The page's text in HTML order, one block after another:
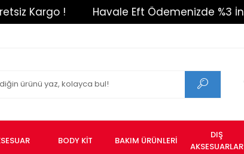
! Havale Eft Ödemenizde %3 İndirim !
BODY KİT BAKIM ÜRÜNLERİ
DIŞ
AKSESUARLAR